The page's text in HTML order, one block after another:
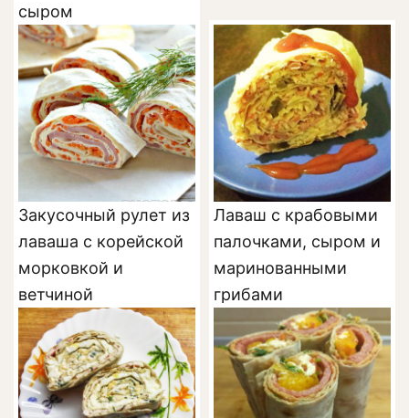
сыром
Закусочный рулет из
лаваша с корейской
морковкой и
ветчиной
Лаваш с крабовыми
палочками, сыром и
маринованными
грибами